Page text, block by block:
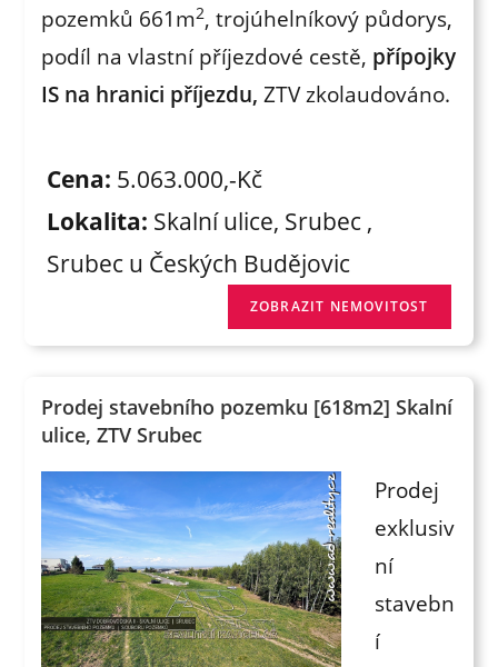
pozemků 661m2, trojúhelníkový půdorys,
podíl na vlastní příjezdové cestě, přípojky
IS na hranici příjezdu,ZTV zkolaudováno.
Cena: 5.063.000,-Kč
Lokalita: Skalní ulice, Srubec ,
Srubec u Českých Budějovic
Prodej stavebního pozemku [618m2] Skalní
ulice, ZTV Srubec
Prodej
exklusiv
ní
stavebn
í